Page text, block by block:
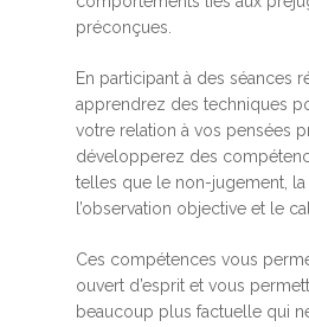
préconçues.
En participant à des séances
apprendrez des techniques
votre relation à vos pensées
développerez des
telles que le non-jugement, la
l’observation objective et le
Ces compétences vous
ouvert d’esprit et vous
beaucoup plus factuelle qui